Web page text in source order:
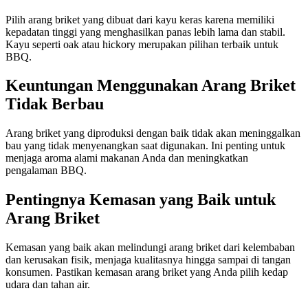
Pilih arang briket yang dibuat dari kayu keras karena memiliki
kepadatan tinggi yang menghasilkan panas lebih lama dan stabil.
Kayu seperti oak atau hickory merupakan pilihan terbaik untuk
BBQ.
Keuntungan Menggunakan Arang Briket
Tidak Berbau
Arang briket yang diproduksi dengan baik tidak akan meninggalkan
bau yang tidak menyenangkan saat digunakan. Ini penting untuk
menjaga aroma alami makanan Anda dan meningkatkan
pengalaman BBQ.
Pentingnya Kemasan yang Baik untuk
Arang Briket
Kemasan yang baik akan melindungi arang briket dari kelembaban
dan kerusakan fisik, menjaga kualitasnya hingga sampai di tangan
konsumen. Pastikan kemasan arang briket yang Anda pilih kedap
udara dan tahan air.